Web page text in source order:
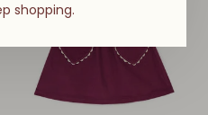
shopping.